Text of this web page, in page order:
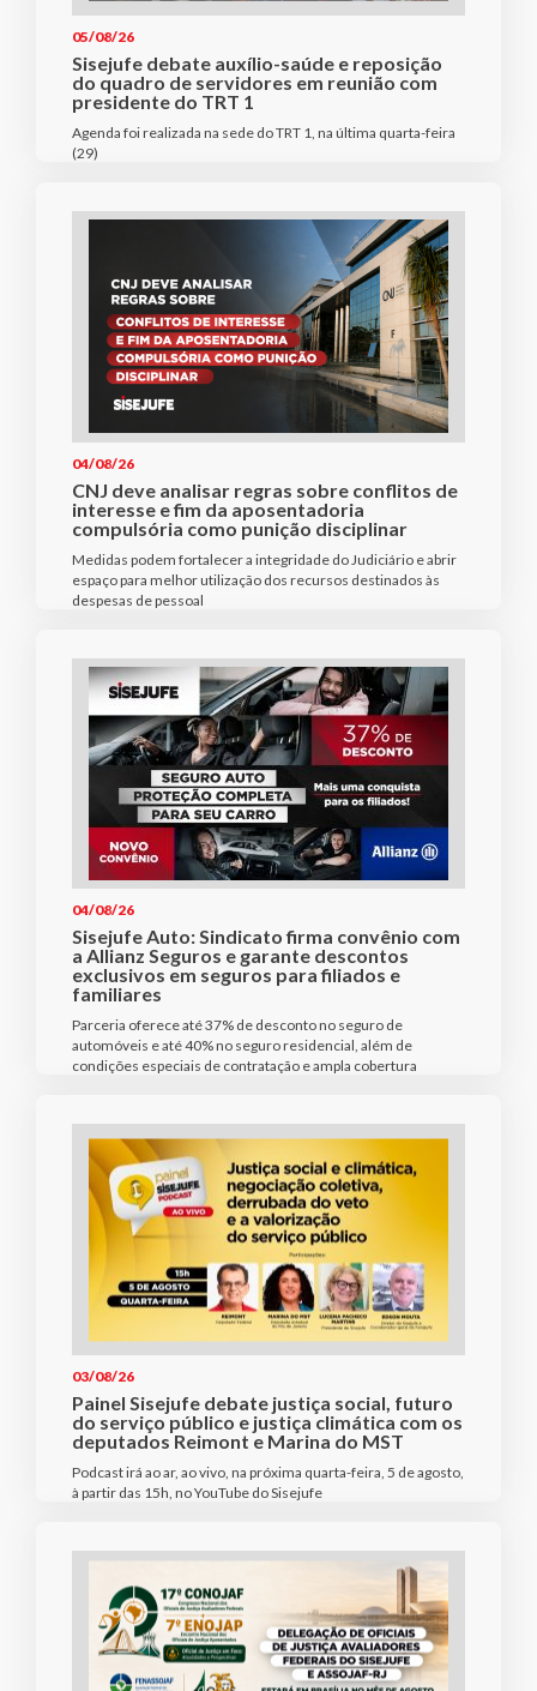
05/08/26
Sisejufe debate auxílio-saúde e reposição
do quadro de servidores em reunião com
presidente do TRT 1
Agenda foi realizada na sede do TRT 1, na última quarta-feira
(29)
04/08/26
CNJ deve analisar regras sobre conflitos de
interesse e fim da aposentadoria
compulsória como punição disciplinar
Medidas podem fortalecer a integridade do Judiciário e abrir
espaço para melhor utilização dos recursos destinados às
despesas de pessoal
04/08/26
Sisejufe Auto: Sindicato firma convênio com
a Allianz Seguros e garante descontos
exclusivos em seguros para filiados e
familiares
Parceria oferece até 37% de desconto no seguro de
automóveis e até 40% no seguro residencial, além de
condições especiais de contratação e ampla cobertura
03/08/26
Painel Sisejufe debate justiça social, futuro
do serviço público e justiça climática com os
deputados Reimont e Marina do MST
Podcast irá ao ar, ao vivo, na próxima quarta-feira, 5 de agosto,
à partir das 15h, no YouTube do Sisejufe